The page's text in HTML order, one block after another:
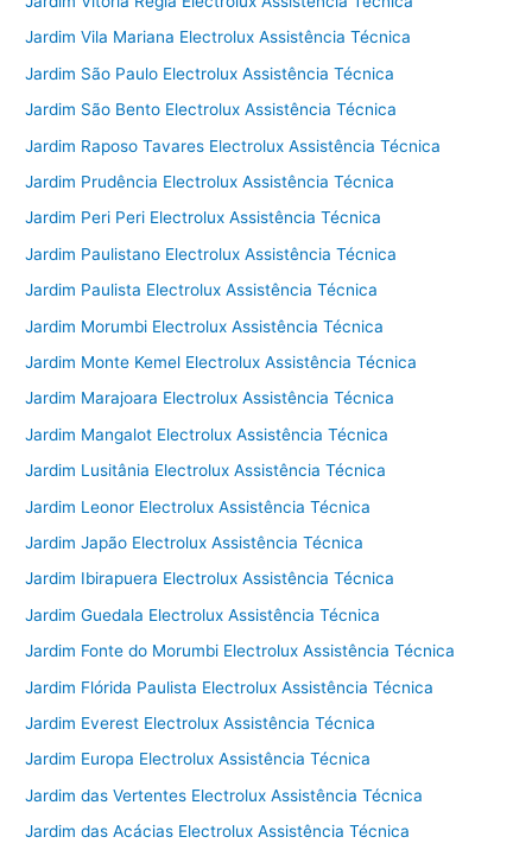
Jardim Vila Mariana Electrolux Assistência Técnica
Jardim São Paulo Electrolux Assistência Técnica
Jardim São Bento Electrolux Assistência Técnica
Jardim Raposo Tavares Electrolux Assistência Técnica
Jardim Prudência Electrolux Assistência Técnica
Jardim Peri Peri Electrolux Assistência Técnica
Jardim Paulistano Electrolux Assistência Técnica
Jardim Paulista Electrolux Assistência Técnica
Jardim Morumbi Electrolux Assistência Técnica
Jardim Monte Kemel Electrolux Assistência Técnica
Jardim Marajoara Electrolux Assistência Técnica
Jardim Mangalot Electrolux Assistência Técnica
Jardim Lusitânia Electrolux Assistência Técnica
Jardim Leonor Electrolux Assistência Técnica
Jardim Japão Electrolux Assistência Técnica
Jardim Ibirapuera Electrolux Assistência Técnica
Jardim Guedala Electrolux Assistência Técnica
Jardim Fonte do Morumbi Electrolux Assistência Técnica
Jardim Flórida Paulista Electrolux Assistência Técnica
Jardim Everest Electrolux Assistência Técnica
Jardim Europa Electrolux Assistência Técnica
Jardim das Vertentes Electrolux Assistência Técnica
Jardim das Acácias Electrolux Assistência Técnica